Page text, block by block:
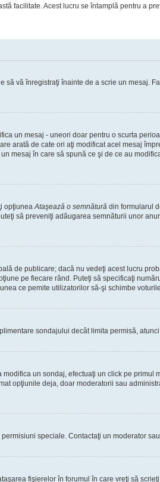
facilitate. Acest lucru se întamplă pentru a
vă înregistraţi înainte de a scrie un mesaj.
un mesaj - uneori doar pentru o scurta
arată de cate ori aţi modificat acel mesaj
mesaj în care să spună ce şi de ce au
opţiuneaAtaşează o semnătură din formularul
să preveniţi adăugarea semnăturii unor
de publicare; dacă nu vedeţi acest lucru
pe fiecare rând. Puteţi să specificaţi
ce pemite utilizatorilor să-şi schimbe
sondajului decât limita permisă,
un sondaj, efectuaţi un click pe primul
opţiunile deja, doar moderatorii sau
speciale. Contactaţi un moderator
fişierelor în forumul în care vreţi să